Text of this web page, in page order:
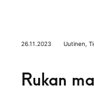
26.11.2023 Uutinen
Rukan